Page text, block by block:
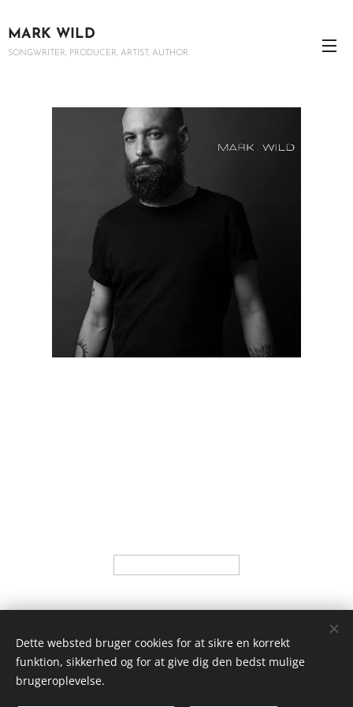
MARK WILD
SONGWRITER, PRODUCER, ARTIST, AUTHOR
Dette websted bruger cookies for at sikre en korrekt
funktion, sikkerhed og for at give dig den bedst mulige
brugeroplevelse.